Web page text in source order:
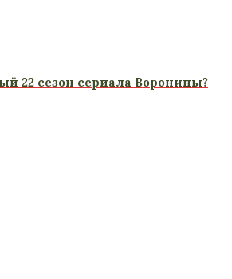
22 сезон сериала Воронины?